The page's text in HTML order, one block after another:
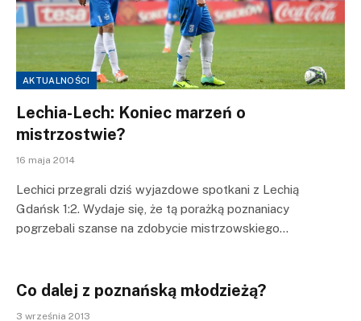
AKTUALNOŚCI
Lechia-Lech: Koniec marzeń o
mistrzostwie?
16 maja 2014
Lechici przegrali dziś wyjazdowe spotkani z Lechią
Gdańsk 1:2. Wydaje się, że tą porażką poznaniacy
pogrzebali szanse na zdobycie mistrzowskiego…
Co dalej z poznańską młodzieżą?
3 września 2013